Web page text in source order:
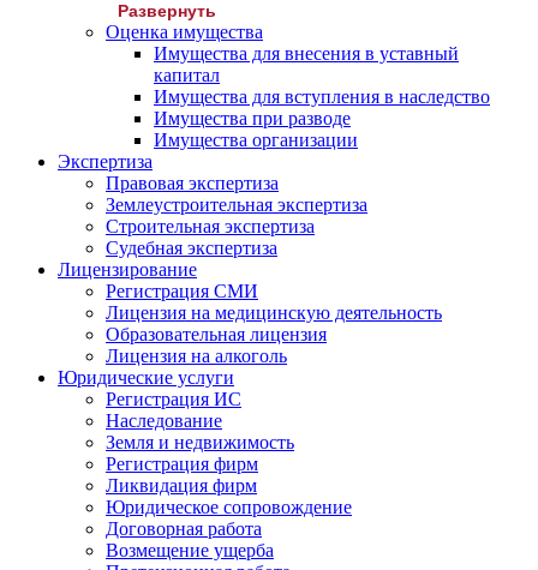
Развернуть
Оценка имущества
Имущества для внесения в уставный
капитал
Имущества для вступления в наследство
Имущества при разводе
Имущества организации
Экспертиза
Правовая экспертиза
Землеустроительная экспертиза
Строительная экспертиза
Судебная экспертиза
Лицензирование
Регистрация СМИ
Лицензия на медицинскую деятельность
Образовательная лицензия
Лицензия на алкоголь
Юридические услуги
Регистрация ИС
Наследование
Земля и недвижимость
Регистрация фирм
Ликвидация фирм
Юридическое сопровождение
Договорная работа
Возмещение ущерба